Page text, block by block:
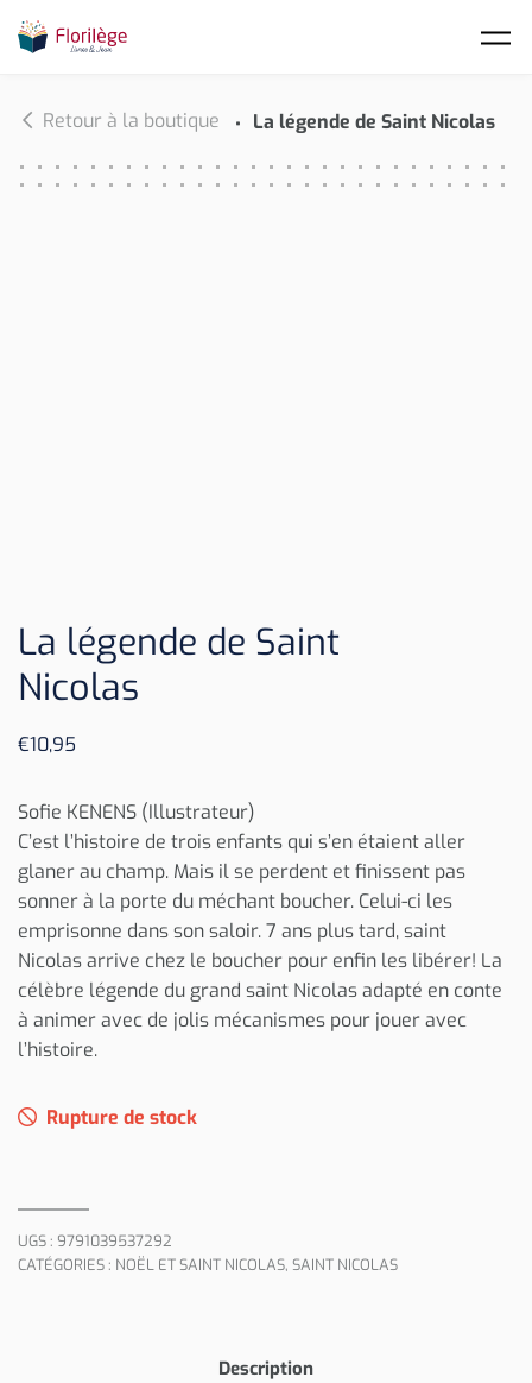
Retour à la boutique La légende de Saint Nicolas
La légende de Saint
Nicolas
€10,95
Sofie KENENS (Illustrateur)
C’est l’histoire de trois enfants qui s’en étaient aller
glaner au champ. Mais il se perdent et finissent pas
sonner à la porte du méchant boucher. Celui-ci les
emprisonne dans son saloir. 7 ans plus tard, saint
Nicolas arrive chez le boucher pour enfin les libérer! La
célèbre légende du grand saint Nicolas adapté en conte
à animer avec de jolis mécanismes pour jouer avec
l’histoire.
Rupture de stock
UGS : 9791039537292
CATÉGORIES : NOËL ET SAINT NICOLAS, SAINT NICOLAS
Description